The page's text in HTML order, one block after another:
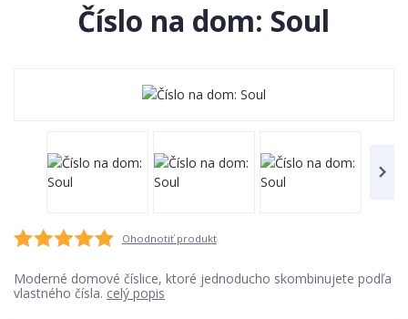
Číslo na dom: Soul
Ohodnotiť produkt
Moderné domové číslice, ktoré jednoducho skombinujete podľa
vlastného čísla. celý popis